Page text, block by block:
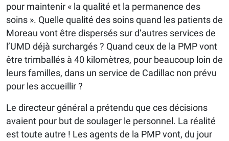
pour maintenir « la qualité et la permanence des
soins ». Quelle qualité des soins quand les patients de
Moreau vont être dispersés sur d’autres services de
l’UMD déjà surchargés ? Quand ceux de la PMP vont
être trimballés à 40 kilomètres, pour beaucoup loin de
leurs familles, dans un service de Cadillac non prévu
pour les accueillir ?
Le directeur général a prétendu que ces décisions
avaient pour but de soulager le personnel. La réalité
est toute autre ! Les agents de la PMP vont, du jour